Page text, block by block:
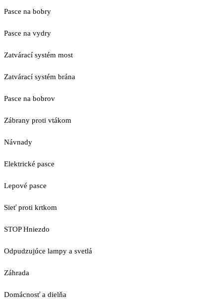
Pasce na bobry
Pasce na vydry
Zatvárací systém most
Zatvárací systém brána
Pasce na bobrov
Zábrany proti vtákom
Návnady
Elektrické pasce
Lepové pasce
Sieť proti krtkom
STOP Hniezdo
Odpudzujúce lampy a svetlá
Záhrada
Domácnosť a dielňa